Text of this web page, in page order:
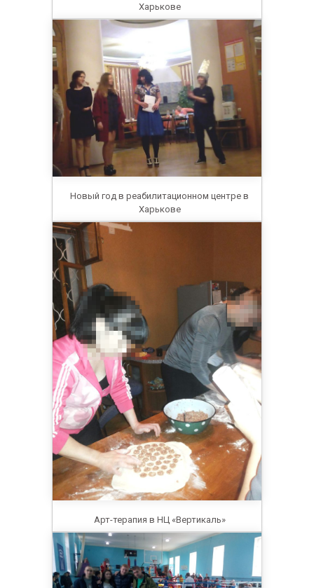
Харькове
Новый год в реабилитационном центре в
Харькове
Арт-терапия в НЦ «Вертикаль»